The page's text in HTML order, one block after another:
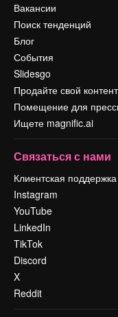
Вакансии
Поиск тенденций
Блог
События
Slidesgo
Продайте свой контент
Помещение для
Ищете magnific.ai
Связаться с нами
Клиентская поддержка
Instagram
YouTube
LinkedIn
TikTok
Discord
X
Reddit